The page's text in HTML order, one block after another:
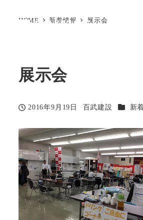
HOME 新着情報 展示会
展示会
投稿日
2016年9月19日
著
百武建設 カテゴ
新